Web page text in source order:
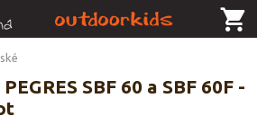
SBF 60 a SBF 60F -